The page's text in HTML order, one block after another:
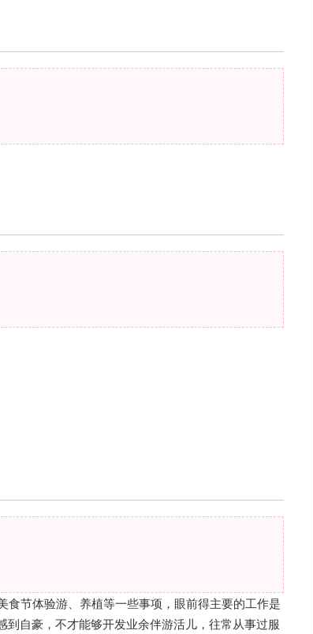
节体验游、养植等一些事项，眼前得主要的工作是
自豪，不才能够开发业余伴游活儿，往常从事过服